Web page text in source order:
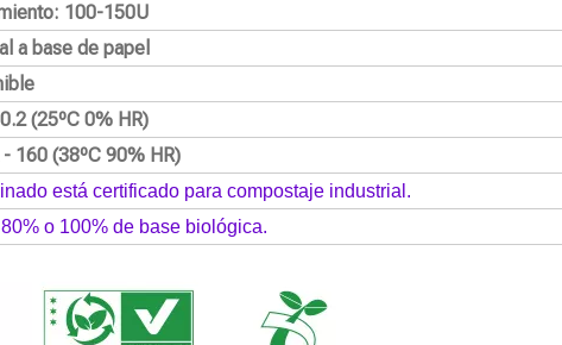
100-150U
a base de papel
(25ºC 0% HR)
- 160 (38ºC 90% HR)
está certificado para compostaje industrial.
o 100% de base biológica.